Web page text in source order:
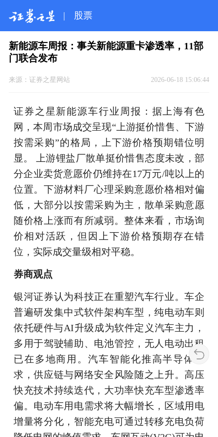
| 股票
新能源车周报：事关新能源重卡渗透率，11部
门联合发布
来源： 证券之星网站 2026-06-18 15:06:44
证券之星新能源车行业周报：据上海有色
网，本周市场成交呈现“上游挺价惜售、下游
按需采购”的格局，上下游价格预期错位明
显。 上游锂盐厂散单挺价惜售态度未改，部
分企业卖货意愿价仍维持在17万元/吨以上的
位置。下游材料厂心理采购意愿价格相对偏
低，大部分以按需采购为主，散单采购意愿
随价格上涨而有所减弱。整体来看，市场询
价相对活跃，但因上下游价格预期存在错
位，实际成交量级相对平稳。
券商观点
银河证券认为科技正在重塑汽车行业。车企
普遍研发集中式软件架构车型，纯电动车则
依托硬件与AI升级成为软件定义汽车主力，
多用于驾驶辅助、电池管控，无人电动出租
已在多地商用。汽车智能化推高半导体需
求，供应链与网络安全风险随之上升。高压
快充技术持续迭代，大功率快充车型渗透率
偏。电动车用电需求将大幅增长，区域用电
增量将分化，智能充电可通过转移充电负荷